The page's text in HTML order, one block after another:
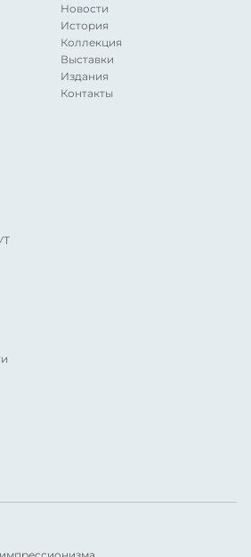
Новости
История
Коллекция
Выставки
Издания
Контакты